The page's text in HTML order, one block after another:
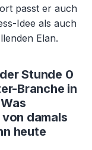
passt er auch
Idee als auch
Elan.
Stunde 0
Branche in
damals
heute